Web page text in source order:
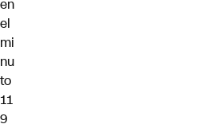
en
el
mi
nu
to
11
9